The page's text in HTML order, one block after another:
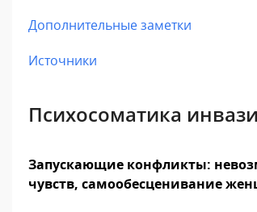
Дополнительные заметки
Источники
Психосоматика
Запускающие конфликты:
чувств, самообесценивание